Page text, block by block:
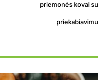
priemonės kovai su
priekabiavimu